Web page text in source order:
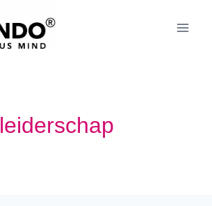
leiderschap